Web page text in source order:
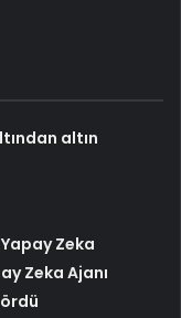
altın
Zeka
Zeka Ajanı